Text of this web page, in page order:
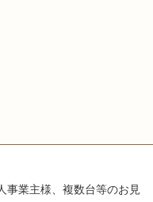
事業主様、複数台等のお見